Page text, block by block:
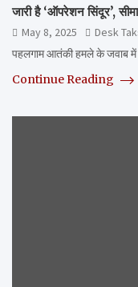
जारी है ‘ऑपरेशन सिंदूर’,
May 8, 2025
Desk
पहलगाम आतंकी हमले के जवाब
Continue Reading